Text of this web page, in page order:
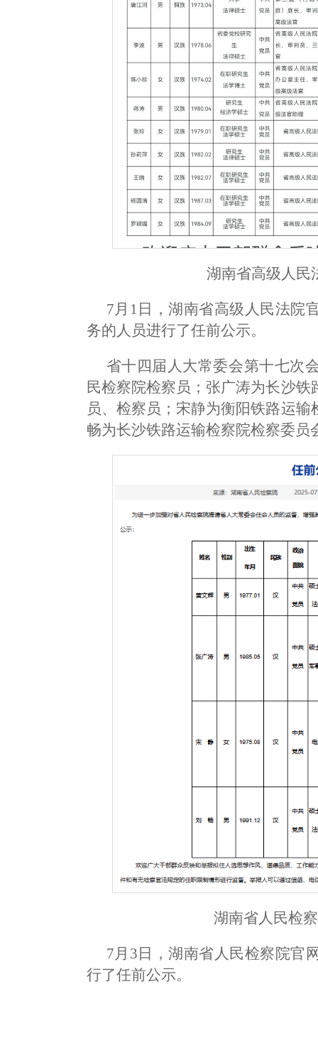
湖南省高级人民
7月1日，湖南省高级人民法院
务的人员进行了任前公示。
省十四届人大常委会第十七次
民检察院检察员；张广涛为长沙
员、检察员；宋静为衡阳铁路运
畅为长沙铁路运输检察院检察委员
湖南省人民检
7月3日，湖南省人民检察院官
行了任前公示。